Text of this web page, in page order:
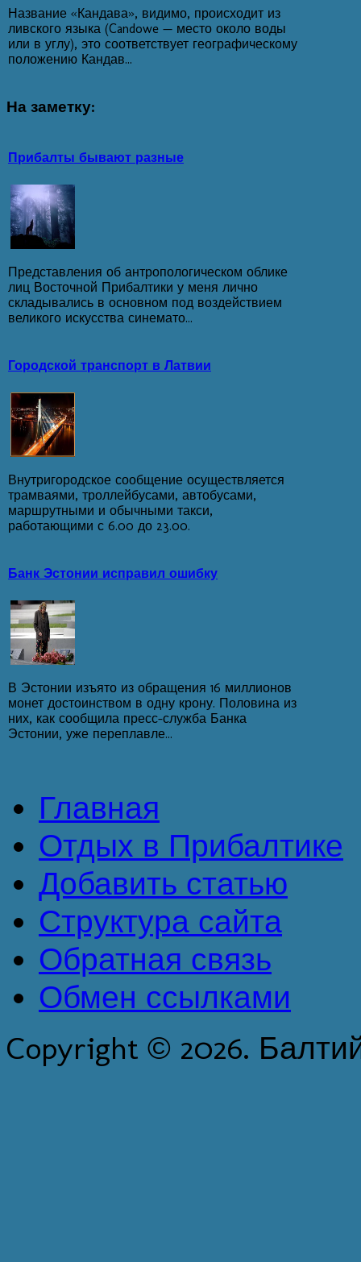
Название «Кандава», видимо, происходит из
ливского языка (Candowe — место около воды
или в углу), это соответствует географическому
положению Кандав...
На заметку:
Прибалты бывают разные
Представления об антропологическом облике
лиц Восточной Прибалтики у меня лично
складывались в основном под воздействием
великого искусства синемато...
Городской транспорт в Латвии
Внутригородское сообщение осуществляется
трамваями, троллейбусами, автобусами,
маршрутными и обычными такси,
работающими с 6.00 до 23.00.
Банк Эстонии исправил ошибку
В Эстонии изъято из обращения 16 миллионов
монет достоинством в одну крону. Половина из
них, как сообщила пресс-служба Банка
Эстонии, уже переплавле...
Главная
Отдых в Прибалтике
Добавить статью
Структура сайта
Обратная связь
Обмен ссылками
Copyright © 2026.